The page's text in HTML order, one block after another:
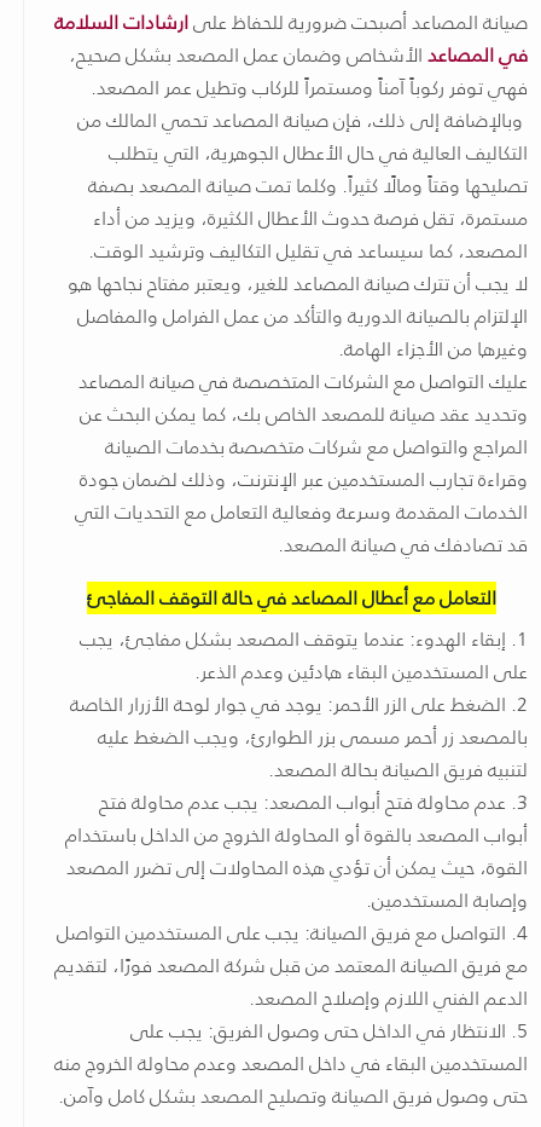
صيانة المصاعد أصبحت ضرورية للحفاظ علىارشادات السلامة
في المصاعدالأشخاص وضمان عمل المصعد بشكل صحيح،
فهي توفر ركوباً آمناً ومستمراً للركاب وتطيل عمر المصعد.
وبالإضافة إلى ذلك، فإن صيانة المصاعد تحمي المالك من
التكاليف العالية في حال الأعطال الجوهرية، التي يتطلب
تصليحها وقتاً ومالًا كثيراً. وكلما تمت صيانة المصعد بصفة
مستمرة، تقل فرصة حدوث الأعطال الكثيرة، ويزيد من أداء
المصعد، كما سيساعد في تقليل التكاليف وترشيد الوقت.
لا يجب أن تترك صيانة المصاعد للغير، ويعتبر مفتاح نجاحها هو
الإلتزام بالصيانة الدورية والتأكد من عمل الفرامل والمفاصل
وغيرها من الأجزاء الهامة.
عليك التواصل مع الشركات المتخصصة في صيانة المصاعد
وتحديد عقد صيانة للمصعد الخاص بك، كما يمكن البحث عن
المراجع والتواصل مع شركات متخصصة بخدمات الصيانة
وقراءة تجارب المستخدمين عبر الإنترنت، وذلك لضمان جودة
الخدمات المقدمة وسرعة وفعالية التعامل مع التحديات التي
قد تصادفك في صيانة المصعد.
التعامل مع أعطال المصاعد في حالة التوقف المفاجئ
1. إبقاء الهدوء: عندما يتوقف المصعد بشكل مفاجئ، يجب
على المستخدمين البقاء هادئين وعدم الذعر.
2. الضغط على الزر الأحمر: يوجد في جوار لوحة الأزرار الخاصة
بالمصعد زر أحمر مسمى بزر الطوارئ، ويجب الضغط عليه
لتنبيه فريق الصيانة بحالة المصعد.
3. عدم محاولة فتح أبواب المصعد: يجب عدم محاولة فتح
أبواب المصعد بالقوة أو المحاولة الخروج من الداخل باستخدام
القوة، حيث يمكن أن تؤدي هذه المحاولات إلى تضرر المصعد
وإصابة المستخدمين.
4. التواصل مع فريق الصيانة: يجب على المستخدمين التواصل
مع فريق الصيانة المعتمد من قبل شركة المصعد فورًا، لتقديم
الدعم الفني اللازم وإصلاح المصعد.
5. الانتظار في الداخل حتى وصول الفريق: يجب على
المستخدمين البقاء في داخل المصعد وعدم محاولة الخروج منه
حتى وصول فريق الصيانة وتصليح المصعد بشكل كامل وآمن.